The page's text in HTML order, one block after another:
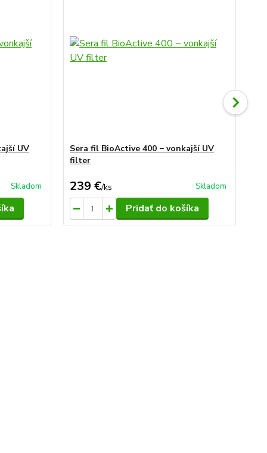
UV
Skladom
Sera fil BioActive 400 − vonkajší UV
filter
239 €/ks Skladom
Pridať do košíka